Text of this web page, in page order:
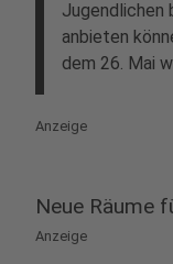
Jugendlichen
anbieten
dem 26. Mai
Anzeige
Neue Räume
Anzeige